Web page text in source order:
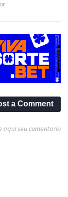
a Comment
aqui seu comentario: